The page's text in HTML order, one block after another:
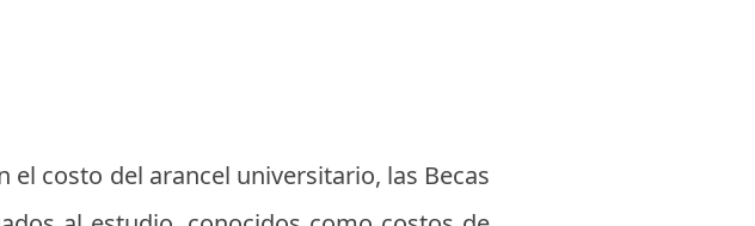
costo del arancel universitario, las Becas